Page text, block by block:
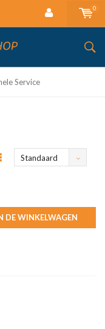
0
Service
Standaard
DE WINKELWAGEN